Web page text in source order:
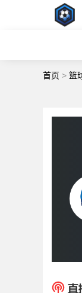
首页 > 篮